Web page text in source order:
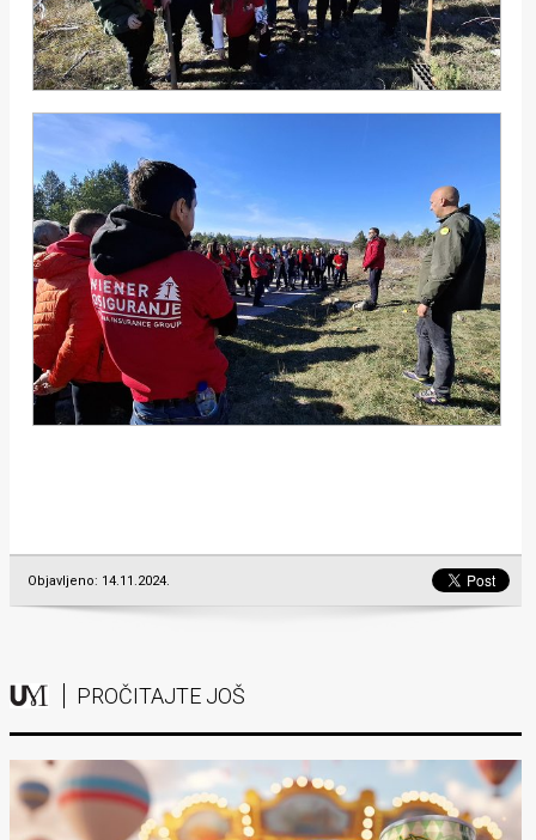
Objavljeno: 14.11.2024.
PROČITAJTE JOŠ